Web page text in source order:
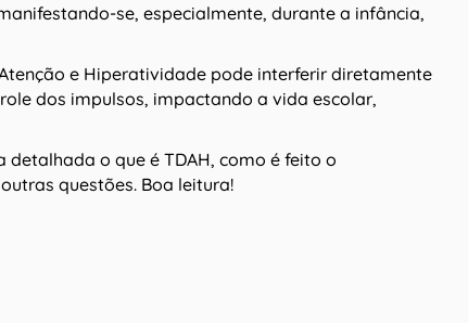
se, especialmente, durante a infância,
e Hiperatividade pode interferir diretamente
dos impulsos, impactando a vida escolar,
o que é TDAH, como é feito o
questões. Boa leitura!